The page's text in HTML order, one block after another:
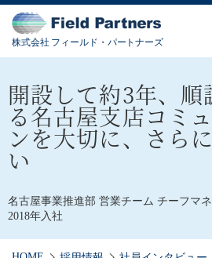
株式会社 フィールド・パートナーズ
開設して約3年、順
る名古屋支店コミ
ンを大切に、さら
い
名古屋事業推進部 営業チーム チーフマ
2018年入社